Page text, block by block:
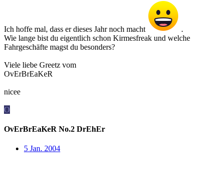
Ich hoffe mal, dass er dieses Jahr noch macht
.
Wie lange bist du eigentlich schon Kirmesfreak und welche
Fahrgeschäfte magst du besonders?
Viele liebe Greetz vom
OvErBrEaKeR
nicee
O
OvErBrEaKeR No.2 DrEhEr
5 Jan. 2004